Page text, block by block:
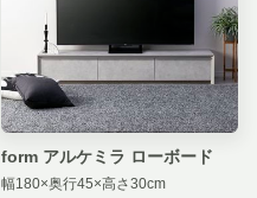
form アルケミラ ローボード
幅180×奥行45×高さ30cm